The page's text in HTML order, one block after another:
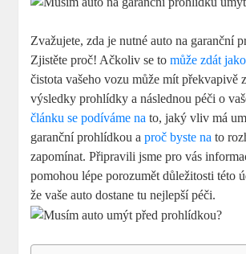
Zvažujete, zda je nutné auto na garanční
Zjistěte proč! Ačkoliv se tomůže zdát
čistota vašeho vozu může mít překvapivě
výsledky prohlídky a následnou péči o
článku se podíváme na to, jaký vliv má
garanční prohlídkou aproč byste na to
zapomínat. Připravili jsme pro vás
pomohou lépe porozumět důležitosti této
že vaše auto dostane tu nejlepší péči.